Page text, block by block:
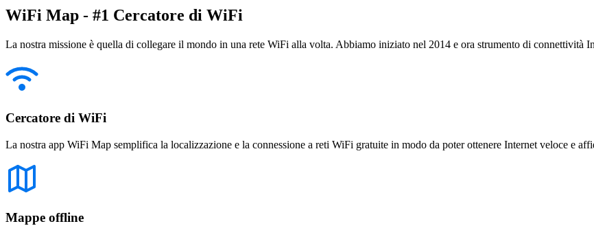
WiFi Map - #1 Cercatore di WiFi
La nostra missione è quella di collegare il mondo in una rete WiFi alla volta. Abbiamo iniziato nel 2014 e ora strumento di connettività
Cercatore di WiFi
La nostra app WiFi Map semplifica la localizzazione e la connessione a reti WiFi gratuite in modo da poter ottenere Internet veloce e
Mappe offline